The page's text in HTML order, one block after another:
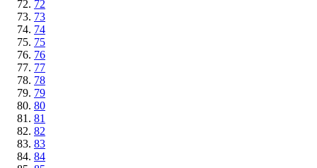
72
73
74
75
76
77
78
79
80
81
82
83
84